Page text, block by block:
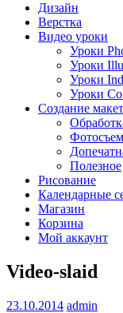
Дизайн
Верстка
Видео уроки
Уроки
Уроки
Уроки
Уроки
Создание
Полезное
Рисование
Календарные
Магазин
Корзина
Мой аккаунт
Video-slaid
23.10.2014 admin